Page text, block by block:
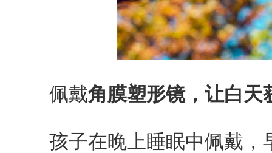
佩戴角膜塑形镜，让白天
孩子在晚上睡眠中佩戴，